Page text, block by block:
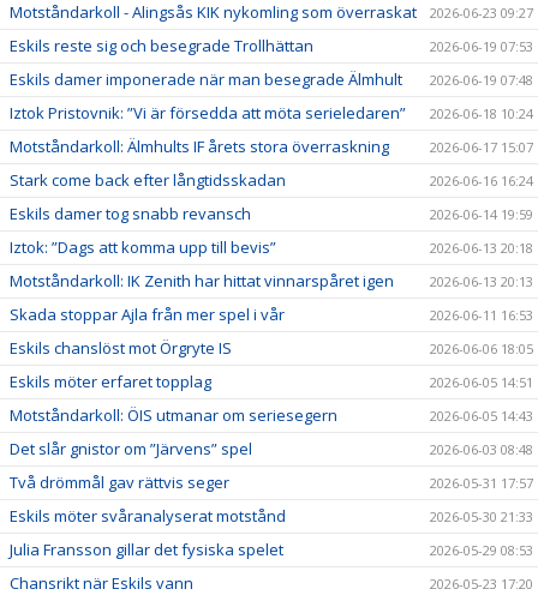
Motståndarkoll - Alingsås KIK nykomling som överraskat 2026-06-23 09:27
Eskils reste sig och besegrade Trollhättan 2026-06-19 07:53
Eskils damer imponerade när man besegrade Älmhult 2026-06-19 07:48
Iztok Pristovnik: ”Vi är försedda att möta serieledaren” 2026-06-18 10:24
Motståndarkoll: Älmhults IF årets stora överraskning 2026-06-17 15:07
Stark come back efter långtidsskadan 2026-06-16 16:24
Eskils damer tog snabb revansch 2026-06-14 19:59
Iztok: ”Dags att komma upp till bevis” 2026-06-13 20:18
Motståndarkoll: IK Zenith har hittat vinnarspåret igen 2026-06-13 20:13
Skada stoppar Ajla från mer spel i vår 2026-06-11 16:53
Eskils chanslöst mot Örgryte IS 2026-06-06 18:05
Eskils möter erfaret topplag 2026-06-05 14:51
Motståndarkoll: ÖIS utmanar om seriesegern 2026-06-05 14:43
Det slår gnistor om ”Järvens” spel 2026-06-03 08:48
Två drömmål gav rättvis seger 2026-05-31 17:57
Eskils möter svåranalyserat motstånd 2026-05-30 21:33
Julia Fransson gillar det fysiska spelet 2026-05-29 08:53
Chansrikt när Eskils vann 2026-05-23 17:20